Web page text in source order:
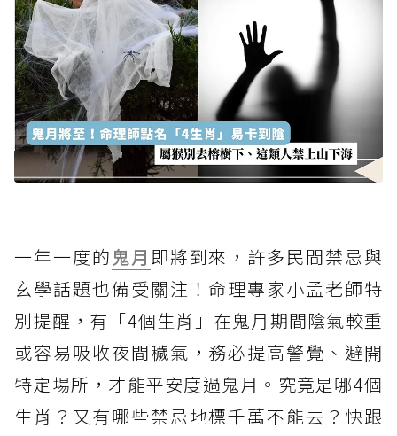
一年一度的鬼月 即將到來，許多民間禁忌與
玄學話題也備受關注！命理專家小孟老師特
別提醒，有「4個生肖」在鬼月期間陰氣較重
或容易吸收夜間穢氣，務必提高警覺、避開
特定場所，才能平安度過鬼月。究竟是哪4個
生肖？又有哪些禁忌地標千萬不能去？快跟